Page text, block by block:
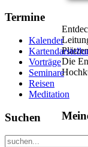
Die
Termine
Kalender
Vorträge
Seminare
Reisen
Meditation
Suchen